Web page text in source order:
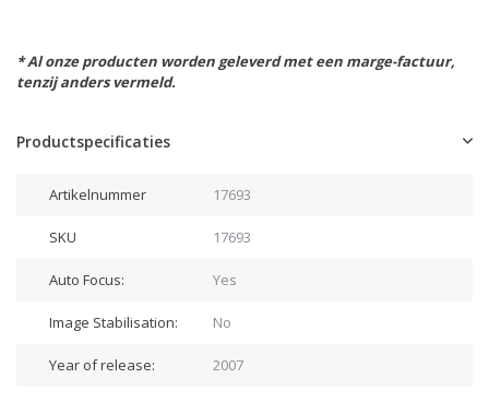
* Al onze producten worden geleverd met een marge-factuur,
tenzij anders vermeld.
Productspecificaties
Artikelnummer 17693
SKU 17693
Auto Focus: Yes
Image Stabilisation: No
Year of release: 2007